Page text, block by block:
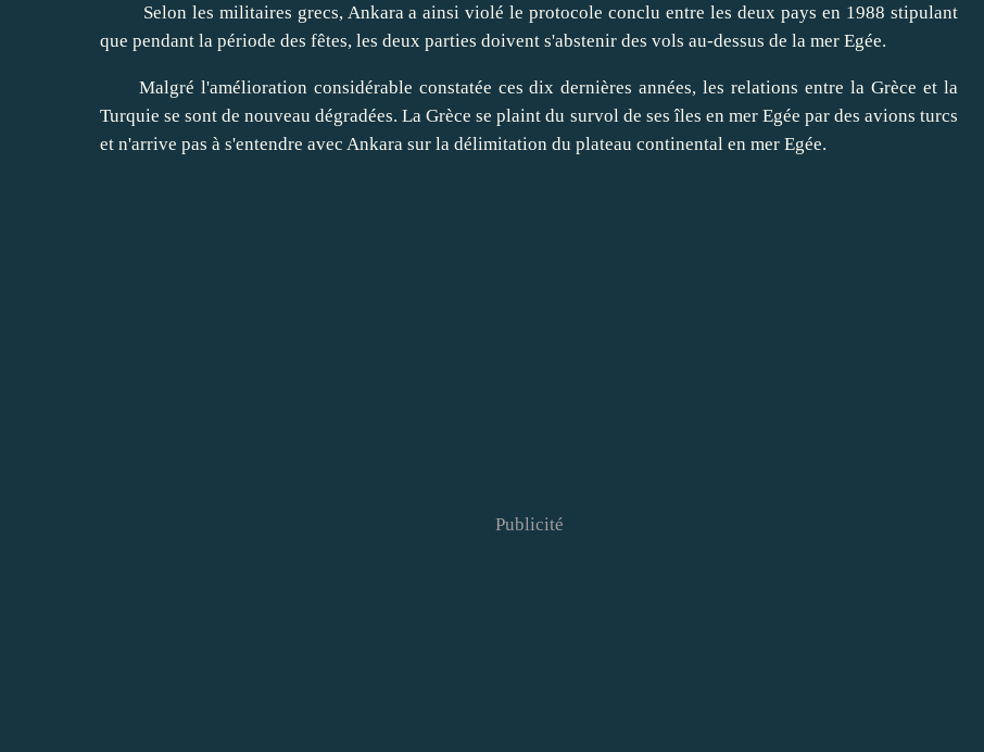
Selon les militaires grecs, Ankara a ainsi violé le protocole conclu entre les deux pays en 1988 stipulant
que pendant la période des fêtes, les deux parties doivent s'abstenir des vols au-dessus de la mer Egée.
Malgré l'amélioration considérable constatée ces dix dernières années, les relations entre la Grèce et la
Turquie se sont de nouveau dégradées. La Grèce se plaint du survol de ses îles en mer Egée par des avions turcs
et n'arrive pas à s'entendre avec Ankara sur la délimitation du plateau continental en mer Egée.
Publicité